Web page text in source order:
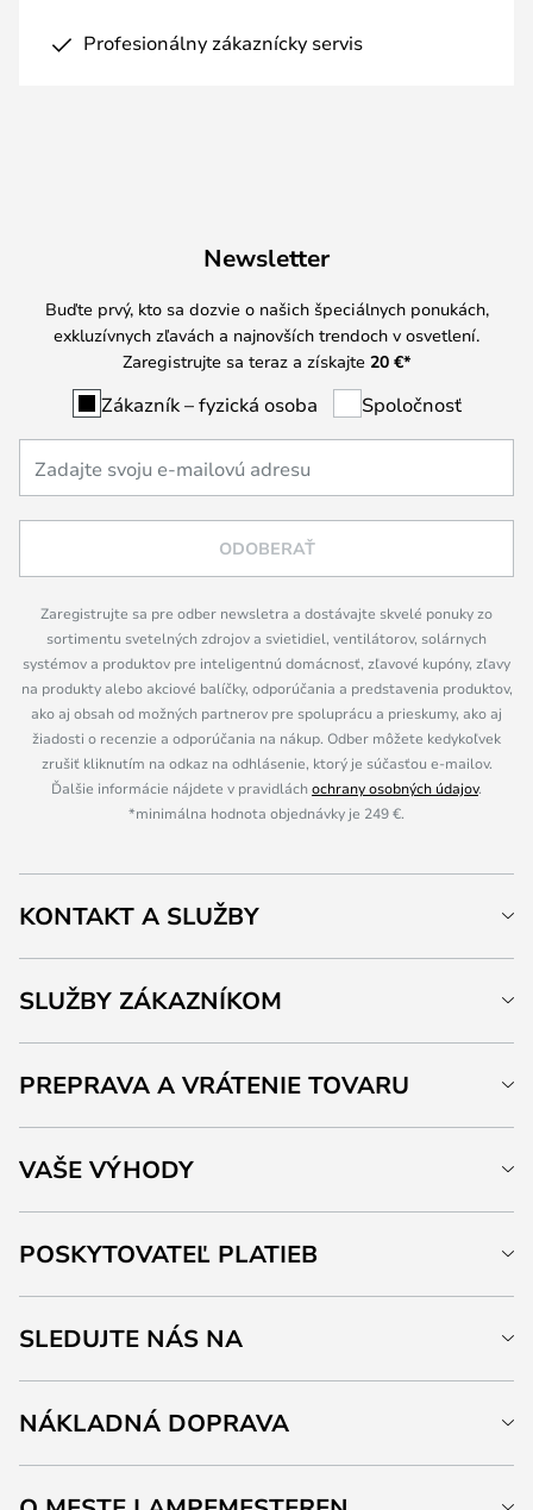
Profesionálny zákaznícky servis
Newsletter
Buďte prvý, kto sa dozvie o našich špeciálnych ponukách,
exkluzívnych zľavách a najnovších trendoch v osvetlení.
Zaregistrujte sa teraz a získajte 20 €*
Zákazník – fyzická osoba Spoločnosť
ODOBERAŤ
Zaregistrujte sa pre odber newsletra a dostávajte skvelé ponuky zo
sortimentu svetelných zdrojov a svietidiel, ventilátorov, solárnych
systémov a produktov pre inteligentnú domácnosť, zľavové kupóny, zľavy
na produkty alebo akciové balíčky, odporúčania a predstavenia produktov,
ako aj obsah od možných partnerov pre spoluprácu a prieskumy, ako aj
žiadosti o recenzie a odporúčania na nákup. Odber môžete kedykoľvek
zrušiť kliknutím na odkaz na odhlásenie, ktorý je súčasťou e-mailov.
Ďalšie informácie nájdete v pravidláchochrany osobných údajov.
*minimálna hodnota objednávky je 249 €.
KONTAKT A SLUŽBY
SLUŽBY ZÁKAZNÍKOM
PREPRAVA A VRÁTENIE TOVARU
VAŠE VÝHODY
POSKYTOVATEĽ PLATIEB
SLEDUJTE NÁS NA
NÁKLADNÁ DOPRAVA